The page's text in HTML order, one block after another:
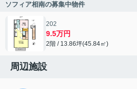
ソフィア相南の募集中物件
202
9.5万円
2階 / 13.86坪(45.84㎡)
周辺施設